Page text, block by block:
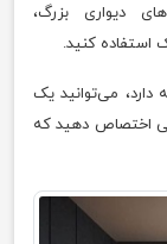
دیواری بزرگ،
کنید.
دارد، می‌توانید یک
اختصاص دهید که